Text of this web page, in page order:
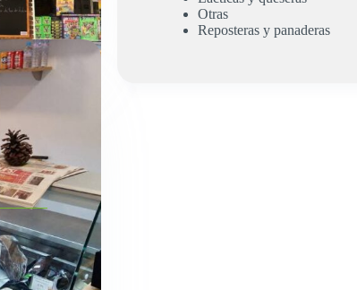
Otras
Reposteras y panaderas